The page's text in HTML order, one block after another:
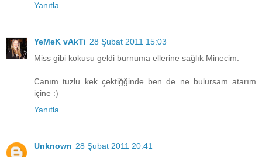
Yanıtla
YeMeK vAkTi 28 Şubat 2011 15:03
Miss gibi kokusu geldi burnuma ellerine sağlık Minecim.
Canım tuzlu kek çektiğğinde ben de ne bulursam atarım
içine :)
Yanıtla
Unknown 28 Şubat 2011 20:41